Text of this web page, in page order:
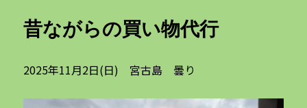
昔ながらの買い物代行
2025年11月2日(日) 宮古島 曇り